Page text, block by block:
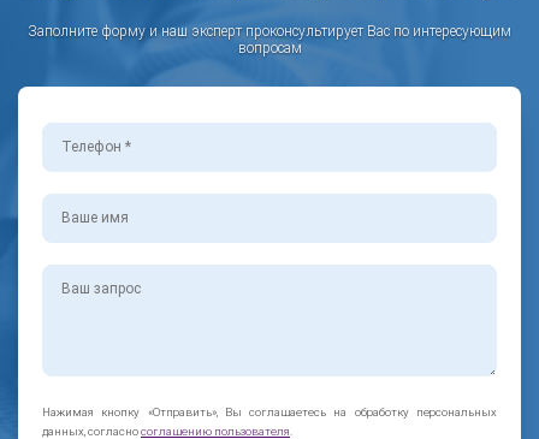
Заполните форму и наш эксперт проконсультирует Вас по интересующим
вопросам
Нажимая кнопку «Отправить», Вы соглашаетесь на обработку персональных
данных, согласносоглашению пользователя